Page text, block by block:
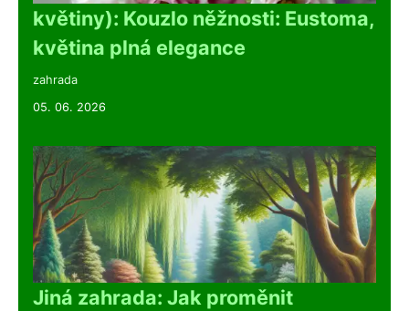
květiny): Kouzlo něžnosti: Eustoma,
květina plná elegance
zahrada
05. 06. 2026
Jiná zahrada: Jak proměnit